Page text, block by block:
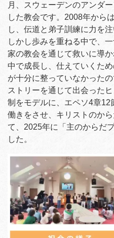
月、スウェーデンのアンダ
した教会です。2008年から
し、伝道と弟子訓練に力を注
しかし歩みを重ねる中で、
家の教会を通じて救いに導
中で成長し、仕えていくた
が十分に整っていなかった
ストリーを通じて出会った
制をモデルに、エペソ4章
働きをさせ、キリストのか
て、2025年に「主のからだ
した。